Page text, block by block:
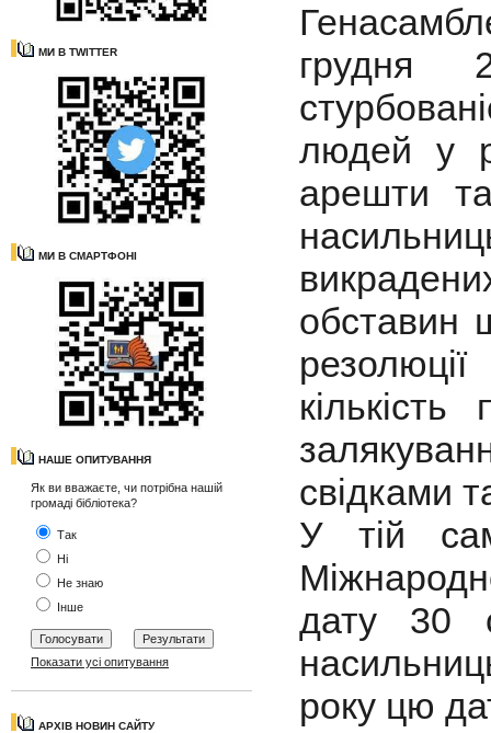
МИ В TWITTER
МИ В СМАРТФОНІ
НАШЕ ОПИТУВАННЯ
Як ви вважаєте, чи потрібна нашій
громаді бібліотека?
Так
Ні
Не знаю
Інше
Показати усі опитування
АРХІВ НОВИН САЙТУ
грудня
людей у
арешти
обставин
свідками
У тій
дату 30
року цю